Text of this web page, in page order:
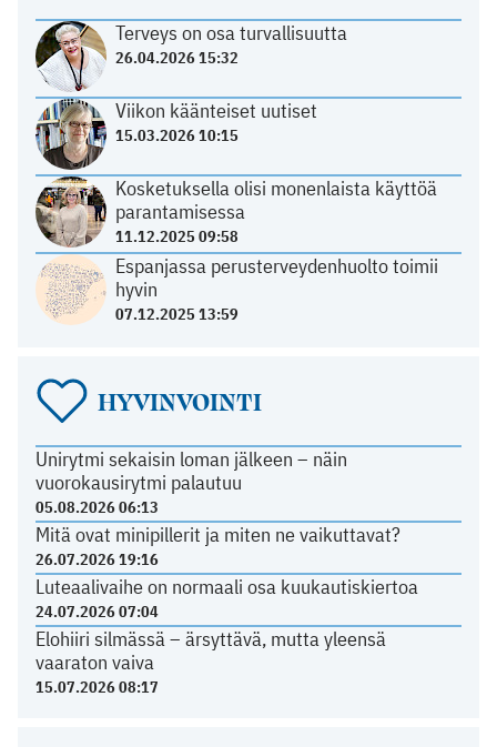
Terveys on osa turvallisuutta
26.04.2026 15:32
Viikon käänteiset uutiset
15.03.2026 10:15
Kosketuksella olisi monenlaista käyttöä
parantamisessa
11.12.2025 09:58
Espanjassa perusterveydenhuolto toimii
hyvin
07.12.2025 13:59
HYVINVOINTI
Unirytmi sekaisin loman jälkeen – näin
vuorokausirytmi palautuu
05.08.2026 06:13
Mitä ovat minipillerit ja miten ne vaikuttavat?
26.07.2026 19:16
Luteaalivaihe on normaali osa kuukautiskiertoa
24.07.2026 07:04
Elohiiri silmässä – ärsyttävä, mutta yleensä
vaaraton vaiva
15.07.2026 08:17